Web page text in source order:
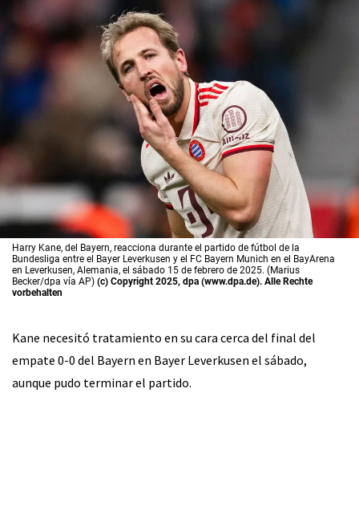
Harry Kane, del Bayern, reacciona durante el partido de fútbol de la
Bundesliga entre el Bayer Leverkusen y el FC Bayern Munich en el BayArena
en Leverkusen, Alemania, el sábado 15 de febrero de 2025. (Marius
Becker/dpa vía AP) (c) Copyright 2025, dpa (www.dpa.de). Alle Rechte
vorbehalten
Kane necesitó tratamiento en su cara cerca del final del
empate 0-0 del Bayern en Bayer Leverkusen el sábado,
aunque pudo terminar el partido.